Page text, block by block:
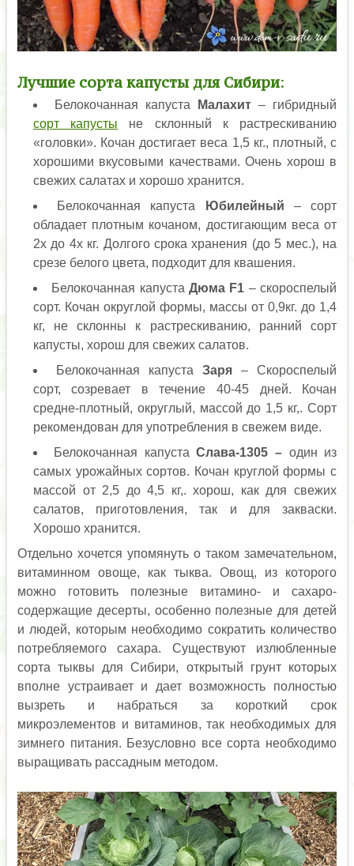
Лучшие сорта капусты для Сибири:
Белокочанная капуста Малахит – гибридный
сорт капусты не склонный к растрескиванию
«головки». Кочан достигает веса 1,5 кг., плотный, с
хорошими вкусовыми качествами. Очень хорош в
свежих салатах и хорошо хранится.
Белокочанная капуста
Юбилейный – сорт
обладает плотным кочаном, достигающим веса от
2х до 4х кг. Долгого срока хранения (до 5 мес.), на
срезе белого цвета, подходит для квашения.
Белокочанная капустаДюма F1 – скороспелый
сорт. Кочан округлой формы, массы от 0,9кг. до 1,4
кг, не склонны к растрескиванию, ранний сорт
капусты, хорош для свежих салатов.
Белокочанная капуста Заря – Скороспелый
сорт, созревает в течение 40-45 дней. Кочан
средне-плотный, округлый, массой до 1,5 кг,. Сорт
рекомендован для употребления в свежем виде.
Белокочанная капуста Слава-1305 – один из
самых урожайных сортов. Кочан круглой формы с
массой от 2,5 до 4,5 кг,. хорош, как для свежих
салатов, приготовления, так и для закваски.
Хорошо хранится.
Отдельно хочется упомянуть о таком замечательном,
витаминном овоще, как тыква. Овощ, из которого
можно готовить полезные витамино- и сахаро-
содержащие десерты, особенно полезные для детей
и людей, которым необходимо сократить количество
потребляемого сахара. Существуют излюбленные
сорта тыквы для Сибири, открытый грунт которых
вполне устраивает и дает возможность полностью
вызреть и набраться за короткий срок
микроэлементов и витаминов, так необходимых для
зимнего питания. Безусловно все сорта необходимо
выращивать рассадным методом.